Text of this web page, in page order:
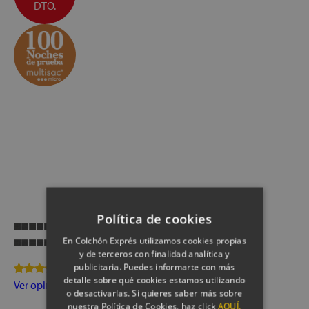
TRANSPORTE, MONTAJE Y RETIRADA DEL ANTIGUO
COLCHÓN, GRATUITOS
FABRICACIÓN ESPAÑOLA
ALTURA:
32 cm +/- 1 cm
DTO.
Transpirabilidad
Firmeza
23 Opinion(es)
Ver opiniones
Política de cookies
En Colchón Exprés utilizamos cookies propias
y de terceros con finalidad analítica y
publicitaria. Puedes informarte con más
detalle sobre qué cookies estamos utilizando
o desactivarlas. Si quieres saber más sobre
nuestra Política de Cookies, haz clickAQUÍ.